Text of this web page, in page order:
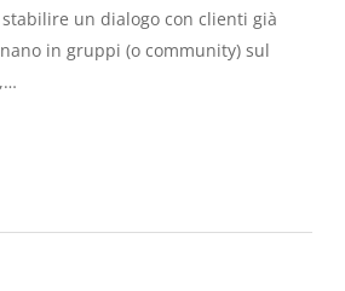
un dialogo con clienti già
in gruppi (o community) sul